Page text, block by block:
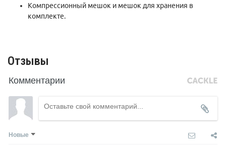
Компрессионный мешок и мешок для хранения в
комплекте.
Отзывы
Комментарии
Новые